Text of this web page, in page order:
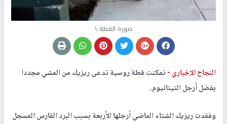
صورة القطة \
النجاح الإخباري -تمكنت قطة روسية تدعى ريزيك من المشي مجددا
بفضل أرجل التيتانيوم.
وفقدت ريزيك الشتاء الماضي أرجلها الأربعة بسبب البرد القارس المسجل